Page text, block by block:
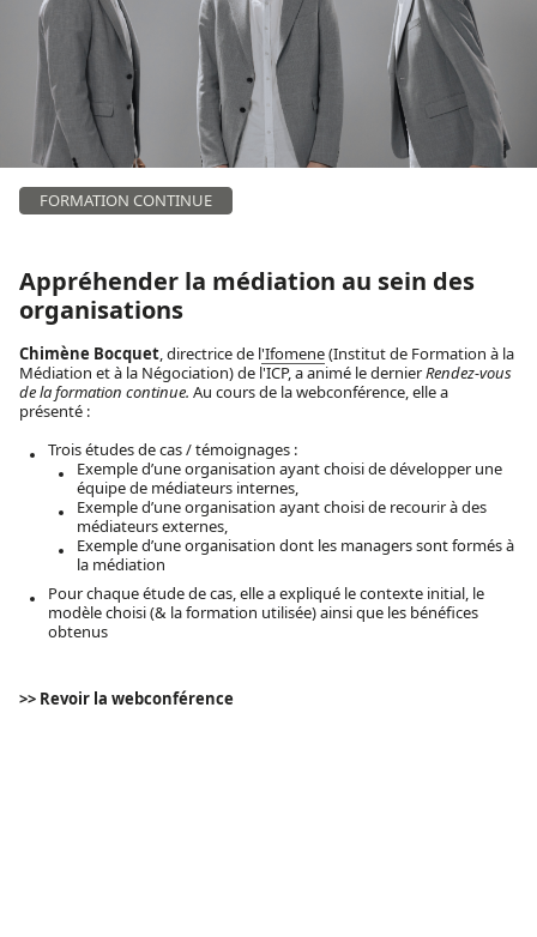
FORMATION CONTINUE
Appréhender la médiation au sein des
organisations
Chimène Bocquet, directrice de l'Ifomene(Institut de Formation à la
Médiation et à la Négociation) de l'ICP, a animé le dernierRendez-vous
de la formation continue. Au cours de la webconférence, elle a
présenté :
Trois études de cas / témoignages :
Exemple d’une organisation ayant choisi de développer une
équipe de médiateurs internes,
Exemple d’une organisation ayant choisi de recourir à des
médiateurs externes,
Exemple d’une organisation dont les managers sont formés à
la médiation
Pour chaque étude de cas, elle a expliqué le contexte initial, le
modèle choisi (& la formation utilisée) ainsi que les bénéfices
obtenus
>> Revoir la webconférence